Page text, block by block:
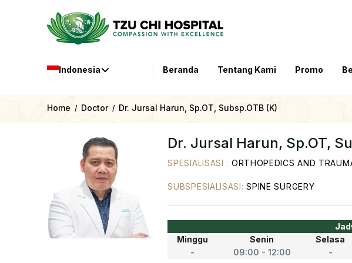
Indonesia Beranda Tentang Kami Promo
Home / Doctor / Dr. Jursal Harun, Sp.OT, Subsp.OTB (K)
Dr. Jursal Harun, Sp.OT,
SPESIALISASI : ORTHOPEDICS AND
SUBSPESIALISASI: SPINE SURGERY
Minggu
Senin Selasa
-
09:00 - 12:00 -